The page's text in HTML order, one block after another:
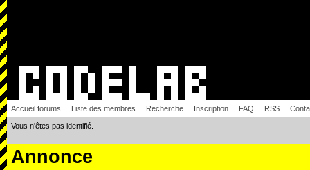
Accueil forums Liste des membres Recherche Inscription FAQ RSS
Vous n'êtes pas identifié.
Annonce